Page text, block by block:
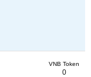
VNB Token
0